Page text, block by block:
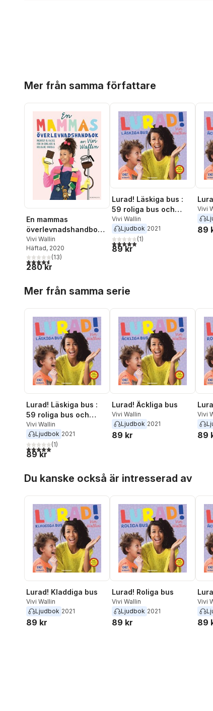
Mer från samma författare
En mammas
överlevnadshandbok :
insikter & hacks för en
enklare och roligare
vardag
Vivi Wallin
Häftad, 2020
4,6utav 5 stjärnor. Totalt antal röster:
(13)
280 kr
Lurad! Läskiga bus :
59 roliga bus och
pranks
Vivi Wallin
Ljudbok 2021
5,0utav 5 stjärnor. Totalt antal
(1)
89 kr
Vivi
89
Mer från samma serie
Lurad! Läskiga bus :
59 roliga bus och
pranks
Vivi Wallin
Ljudbok 2021
5,0utav 5 stjärnor. Totalt antal röster:
(1)
89 kr
Lurad! Äckliga bus
Vivi Wallin
Ljudbok 2021
89 kr
Vivi
89
Du kanske också är intresserad av
Lurad! Kladdiga bus
Vivi Wallin
Ljudbok 2021
89 kr
Lurad! Roliga bus
Vivi Wallin
Ljudbok 2021
89 kr
Vivi
89